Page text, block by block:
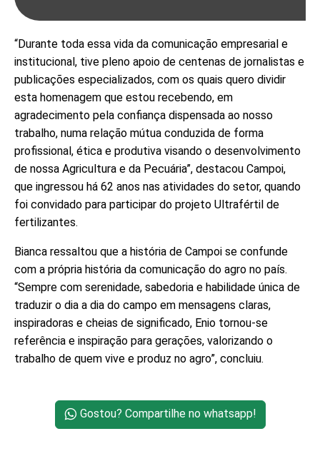
“Durante toda essa vida da comunicação empresarial e
institucional, tive pleno apoio de centenas de jornalistas e
publicações especializados, com os quais quero dividir
esta homenagem que estou recebendo, em
agradecimento pela confiança dispensada ao nosso
trabalho, numa relação mútua conduzida de forma
profissional, ética e produtiva visando o desenvolvimento
de nossa Agricultura e da Pecuária”, destacou Campoi,
que ingressou há 62 anos nas atividades do setor, quando
foi convidado para participar do projeto Ultrafértil de
fertilizantes.
Bianca ressaltou que a história de Campoi se confunde
com a própria história da comunicação do agro no país.
“Sempre com serenidade, sabedoria e habilidade única de
traduzir o dia a dia do campo em mensagens claras,
inspiradoras e cheias de significado, Enio tornou-se
referência e inspiração para gerações, valorizando o
trabalho de quem vive e produz no agro”, concluiu.
Gostou? Compartilhe no whatsapp!